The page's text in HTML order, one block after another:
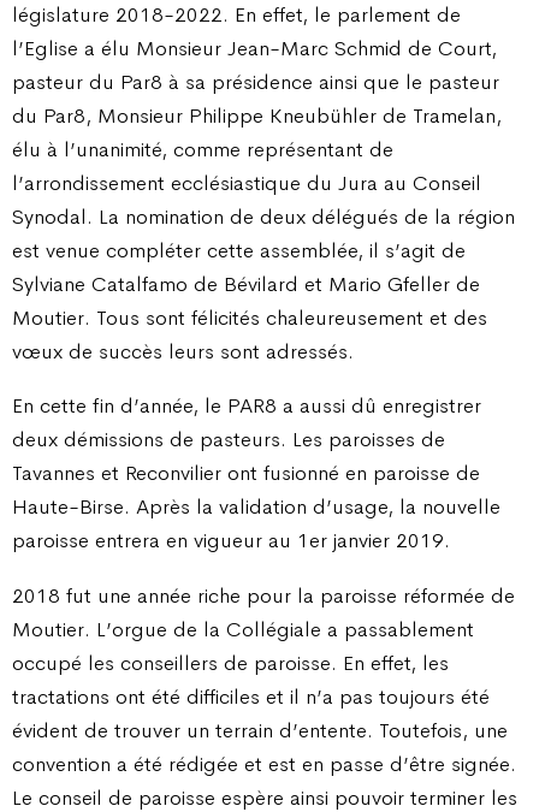
législature 2018-2022. En effet, le parlement de
l’Eglise a élu Monsieur Jean-Marc Schmid de Court,
pasteur du Par8 à sa présidence ainsi que le pasteur
du Par8, Monsieur Philippe Kneubühler de Tramelan,
élu à l’unanimité, comme représentant de
l’arrondissement ecclésiastique du Jura au Conseil
Synodal. La nomination de deux délégués de la région
est venue compléter cette assemblée, il s’agit de
Sylviane Catalfamo de Bévilard et Mario Gfeller de
Moutier. Tous sont félicités chaleureusement et des
vœux de succès leurs sont adressés.
En cette fin d’année, le PAR8 a aussi dû enregistrer
deux démissions de pasteurs. Les paroisses de
Tavannes et Reconvilier ont fusionné en paroisse de
Haute-Birse. Après la validation d’usage, la nouvelle
paroisse entrera en vigueur au 1er janvier 2019.
2018 fut une année riche pour la paroisse réformée de
Moutier. L’orgue de la Collégiale a passablement
occupé les conseillers de paroisse. En effet, les
tractations ont été difficiles et il n’a pas toujours été
évident de trouver un terrain d’entente. Toutefois, une
convention a été rédigée et est en passe d’être signée.
Le conseil de paroisse espère ainsi pouvoir terminer les